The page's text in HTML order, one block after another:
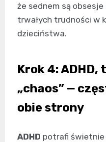
że sednem są
trwałych trudności w
dzieciństwa.
Krok 4:
„chaos” —
obie strony
ADHD potrafi